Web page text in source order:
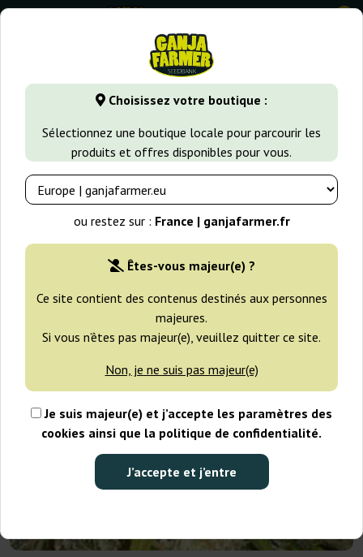
Choisissez votre boutique :
Sélectionnez une boutique locale pour parcourir les
produits et offres disponibles pour vous.
ou restez sur : France | ganjafarmer.fr
Êtes-vous majeur(e) ?
Ce site contient des contenus destinés aux personnes
majeures.
Si vous n’êtes pas majeur(e), veuillez quitter ce site.
Non, je ne suis pas majeur(e)
Je suis majeur(e) et j’accepte les paramètres des
cookies ainsi que la politique de confidentialité.
J’accepte et j’entre
0
GanjaFarmer.fr Variétés de Cannabis Afghan Kush
Seeds